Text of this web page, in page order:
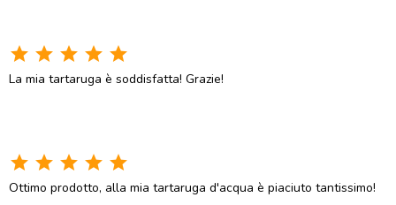
star star star star star
La mia tartaruga è soddisfatta! Grazie!
star star star star star
Ottimo prodotto, alla mia tartaruga d'acqua è piaciuto tantissimo!